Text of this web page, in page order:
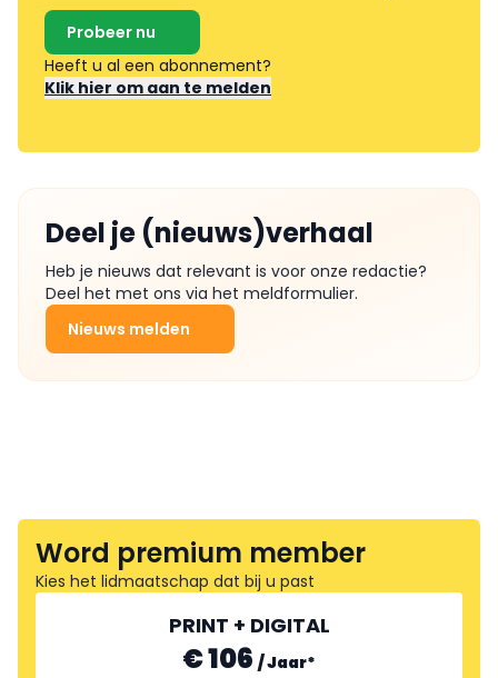
Probeer nu
Heeft u al een abonnement?
Klik hier om aan te melden
Deel je (nieuws)verhaal
Heb je nieuws dat relevant is voor onze redactie?
Deel het met ons via het meldformulier.
Nieuws melden
Word premium member
Kies het lidmaatschap dat bij u past
PRINT + DIGITAL
€ 106 /Jaar*